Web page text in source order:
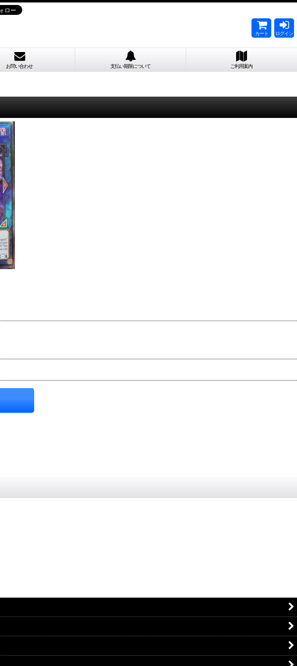
カート ログイン
お問い合わせ 支払い期限について ご利用案内